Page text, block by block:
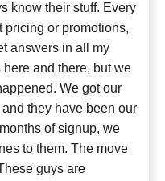
know their stuff. Every
pricing or promotions,
answers in all my
and there, but we
We got our
they have been our
of signup, we
to them. The move
guys are